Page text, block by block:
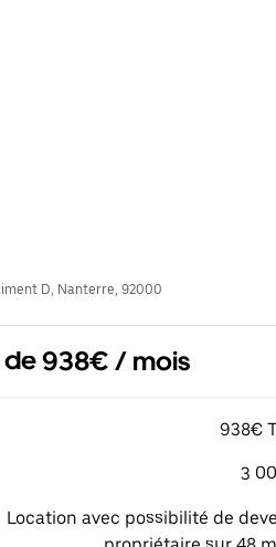
D, Nanterre, 92000
de 938€ / mois
938€
3
Location avec possibilité de